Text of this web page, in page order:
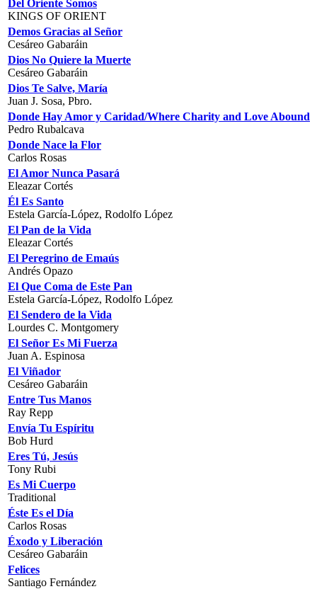
Del Oriente Somos
KINGS OF ORIENT
Demos Gracias al Señor
Cesáreo Gabaráin
Dios No Quiere la Muerte
Cesáreo Gabaráin
Dios Te Salve, María
Juan J. Sosa, Pbro.
Donde Hay Amor y Caridad/Where Charity and Love Abound
Pedro Rubalcava
Donde Nace la Flor
Carlos Rosas
El Amor Nunca Pasará
Eleazar Cortés
Él Es Santo
Estela García-López, Rodolfo López
El Pan de la Vida
Eleazar Cortés
El Peregrino de Emaús
Andrés Opazo
El Que Coma de Este Pan
Estela García-López, Rodolfo López
El Sendero de la Vida
Lourdes C. Montgomery
El Señor Es Mi Fuerza
Juan A. Espinosa
El Viñador
Cesáreo Gabaráin
Entre Tus Manos
Ray Repp
Envía Tu Espíritu
Bob Hurd
Eres Tú, Jesús
Tony Rubi
Es Mi Cuerpo
Traditional
Éste Es el Día
Carlos Rosas
Éxodo y Liberación
Cesáreo Gabaráin
Felices
Santiago Fernández